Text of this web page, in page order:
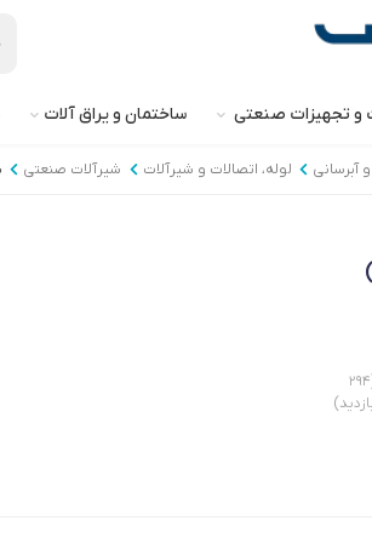
و تجهیزات صنعتی ساختمان و یراق آلات
آبرسانی لوله، اتصالات و شیرآلات شیرآلات صنعتی
(۲۹۴